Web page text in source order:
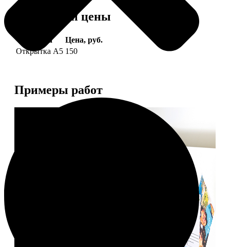
Форматы и цены
Услуга
Цена, руб.
Открытка А5 150
Примеры работ